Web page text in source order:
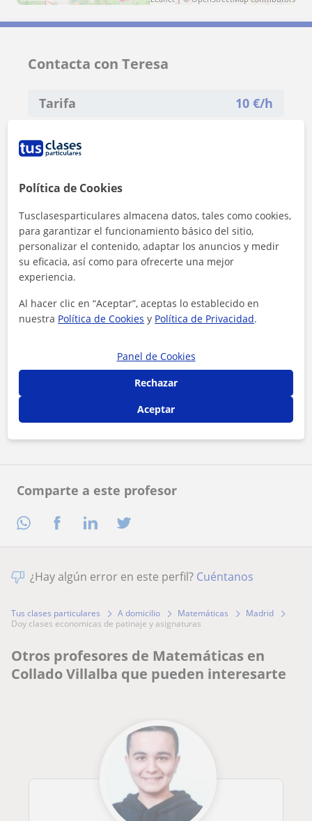
Comparte a este profesor
Contacta con Teresa
Tarifa 10 €/h
aviso legal
Contactar ahora
¿Hay algún error en este perfil? Cuéntanos
Tus clases particulares A domicilio Matemáticas
Madrid
doy clases economicas de patinaje y asignaturas
Otros profesores de Matemáticas en
Collado Villalba que pueden interesarte
Política de Cookies
Tusclasesparticulares almacena datos, tales como cookies,
para garantizar el funcionamiento básico del sitio,
personalizar el contenido, adaptar los anuncios y medir
su eficacia, así como para ofrecerte una mejor
experiencia.
Al hacer clic en “Aceptar”, aceptas lo establecido en
nuestra Política de Cookies y Política de Privacidad.
Panel de Cookies
Rechazar
Aceptar